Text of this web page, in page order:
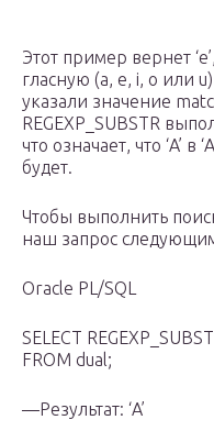
Этот пример вернет
гласную (a, e, i, o или
указали значение
REGEXP_SUBSTR
что означает, что ‘A’ в
будет.
Чтобы выполнить
наш запрос
Oracle PL/SQL
SELECT
FROM dual;
—Результат: ‘A’